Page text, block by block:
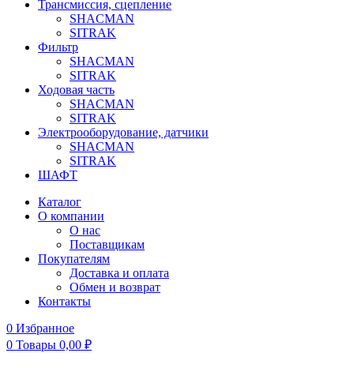
Трансмиссия, сцепление
SHACMAN
SITRAK
Фильтр
SHACMAN
SITRAK
Ходовая часть
SHACMAN
SITRAK
Электрооборудование, датчики
SHACMAN
SITRAK
ШАФТ
Каталог
О компании
О нас
Поставщикам
Покупателям
Доставка и оплата
Обмен и возврат
Контакты
0 Избранное
0 Товары 0,00 ₽